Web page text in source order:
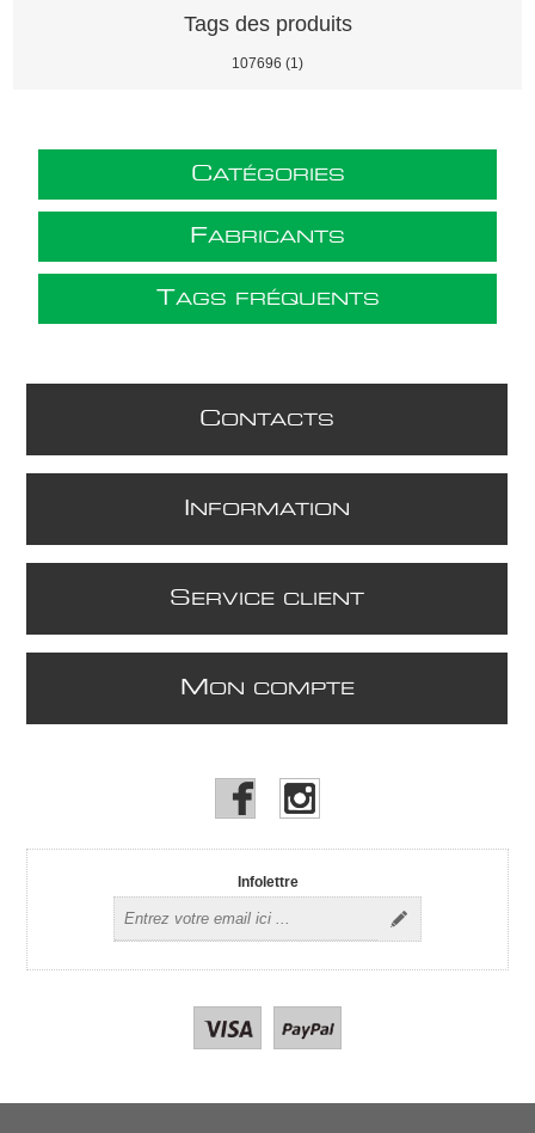
Tags des produits
107696 (1)
CATÉGORIES
FABRICANTS
TAGS FRÉQUENTS
CONTACTS
NFORMATION
S ERVICE CLIENT
M ON COMPTE
Infolettre